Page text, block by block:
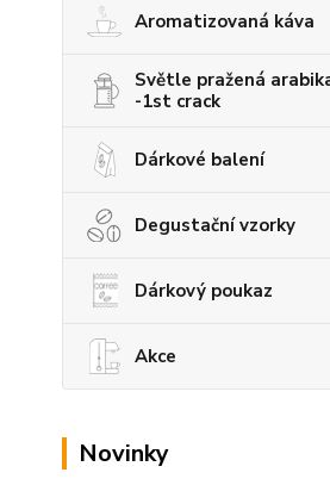
Aromatizovaná káva
Světle pražená
-1st crack
Dárkové balení
Degustační vzorky
Dárkový poukaz
Akce
Novinky